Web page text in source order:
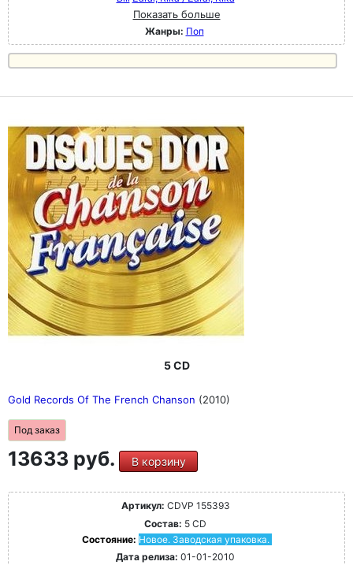
Показать больше
Жанры: Поп
5 CD
Gold Records Of The French Chanson (2010)
Под заказ
13633 руб. В корзину
Артикул: CDVP 155393
Состав: 5 CD
Состояние: Новое. Заводская упаковка.
Дата релиза: 01-01-2010